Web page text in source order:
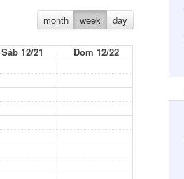
month week day
Sáb 12/21
Dom 12/22